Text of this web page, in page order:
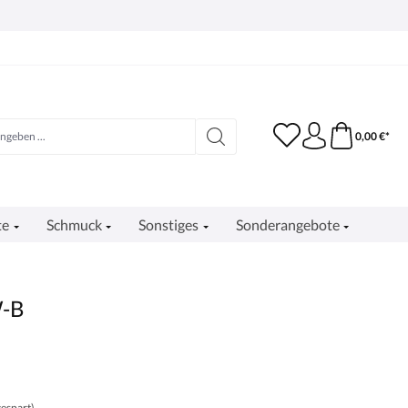
0,00 €*
Schmuck Sonstiges Sonderangebote
B